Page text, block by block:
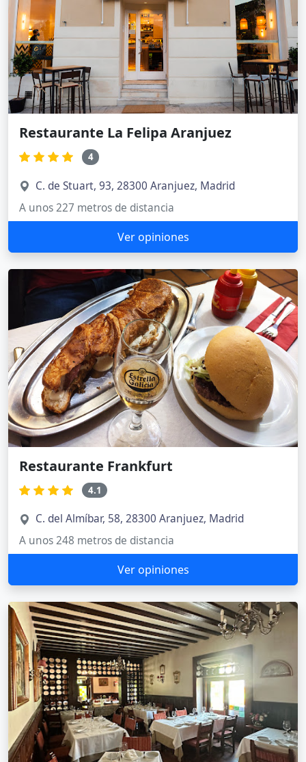
Restaurante La Felipa Aranjuez
4
C. de Stuart, 93, 28300 Aranjuez, Madrid
A unos 227 metros de distancia
Ver opiniones
Restaurante Frankfurt
4.1
C. del Almíbar, 58, 28300 Aranjuez, Madrid
A unos 248 metros de distancia
Ver opiniones